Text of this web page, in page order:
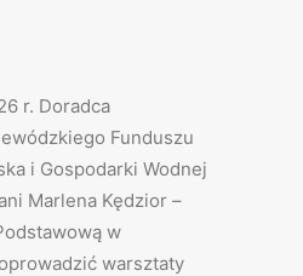
r. Doradca
Funduszu
i Gospodarki Wodnej
Marlena Kędzior –
w
warsztaty